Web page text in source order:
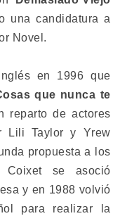
una candidatura a
Novel.
en 1996 que
que nunca te
reparto de actores
Lili Taylor y Yrew
propuesta a los
se asoció
y en 1988 volvió
para realizar la